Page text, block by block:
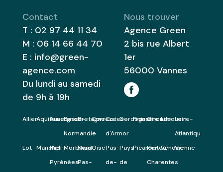
Contact
T : 02 97 44 11 34
M : 06 14 66 44 70
E : info@green-
agence.com
Du lundi au samedi
de 9h à 19h
Nous trouver
Agence Green
2 bis rue Albert
1er
56000 Vannes
AllierAquitaineAuvergne
Basse-
Normandie
Bretagne
CorrezeCotes-
d'Armor
Dordogne
FinistereGirondeLimousin
Loire-
Atlantique
Lot Manche
Midi-
Pyrénées
Morbihan
Nord-
Pas-
OisePas-
de-
Pays
de
PicardiePoitou-
Charentes
VendeeVienne